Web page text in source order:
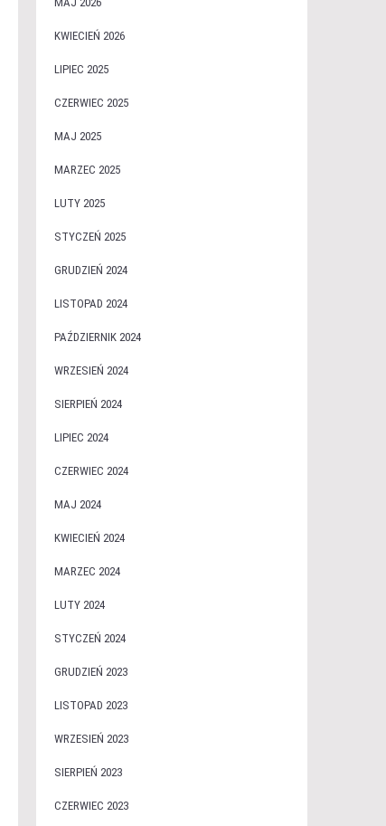
KWIECIEŃ 2026
LIPIEC 2025
CZERWIEC 2025
MAJ 2025
MARZEC 2025
LUTY 2025
STYCZEŃ 2025
GRUDZIEŃ 2024
LISTOPAD 2024
PAŹDZIERNIK 2024
WRZESIEŃ 2024
SIERPIEŃ 2024
LIPIEC 2024
CZERWIEC 2024
MAJ 2024
KWIECIEŃ 2024
MARZEC 2024
LUTY 2024
STYCZEŃ 2024
GRUDZIEŃ 2023
LISTOPAD 2023
WRZESIEŃ 2023
SIERPIEŃ 2023
CZERWIEC 2023